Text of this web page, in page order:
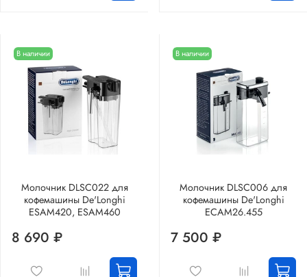
В наличии
Молочник DLSC022 для
кофемашины De'Longhi
ESAM420, ESAM460
8 690 ₽
В наличии
Молочник DLSC006 для
кофемашины De'Longhi
ECAM26.455
7 500 ₽